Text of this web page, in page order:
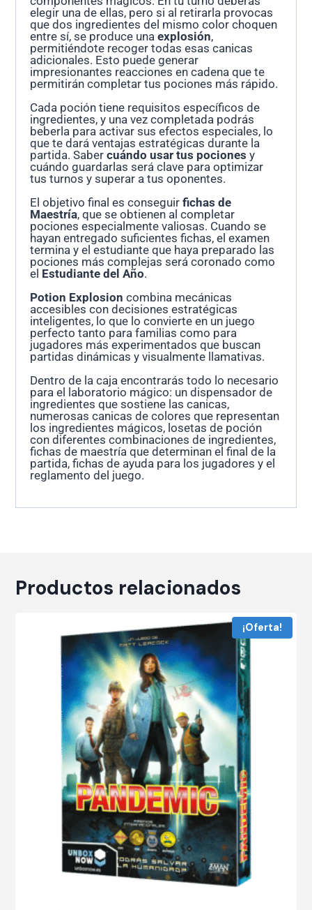
elegir una de ellas, pero si al retirarla provocas
que dos ingredientes del mismo color choquen
entre sí, se produce unaexplosión,
permitiéndote recoger todas esas canicas
adicionales. Esto puede generar
impresionantes reacciones en cadena que te
permitirán completar tus pociones más rápido.
Cada poción tiene requisitos específicos de
ingredientes, y una vez completada podrás
beberla para activar sus efectos especiales, lo
que te dará ventajas estratégicas durante la
partida. Sabercuándo usar tus pociones y
cuándo guardarlas será clave para optimizar
tus turnos y superar a tus oponentes.
El objetivo final es conseguirfichas de
Maestría, que se obtienen al completar
pociones especialmente valiosas. Cuando se
hayan entregado suficientes fichas, el examen
termina y el estudiante que haya preparado las
pociones más complejas será coronado como
el Estudiante del Año.
Potion Explosion combina mecánicas
accesibles con decisiones estratégicas
inteligentes, lo que lo convierte en un juego
perfecto tanto para familias como para
jugadores más experimentados que buscan
partidas dinámicas y visualmente llamativas.
Dentro de la caja encontrarás todo lo necesario
para el laboratorio mágico: un dispensador de
ingredientes que sostiene las canicas,
numerosas canicas de colores que representan
los ingredientes mágicos, losetas de poción
con diferentes combinaciones de ingredientes,
fichas de maestría que determinan el final de la
partida, fichas de ayuda para los jugadores y el
reglamento del juego.
Productos relacionados
¡Oferta!